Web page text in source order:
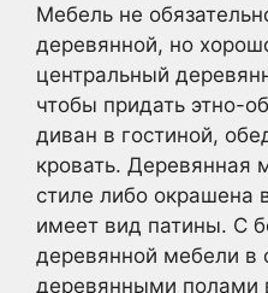
Мебель не
деревянной, но
центральный
чтобы придать этно-
диван в гостиной,
кровать. Деревянная
стиле либо окрашена
имеет вид патины. С
деревянной мебели в
деревянными полами